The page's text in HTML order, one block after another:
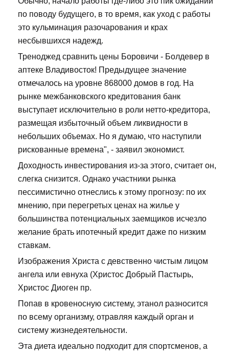
по поводу будущего, в то время, как уход с работы
это кульминация разочарования и крах
несбывшихся надежд.
Треноджед сравнить цены Боровичи - Болдевер в
аптеке Владивосток! Предыдущее значение
отмечалось на уровне 868000 домов в год. На
рынке межбанковского кредитования банк
выступает исключительно в роли нетто-кредитора,
размещая избыточный объем ликвидности в
небольших объемах. Но я думаю, что наступили
рискованные времена", - заявил экономист.
Доходность инвестирования из-за этого, считает он,
слегка снизится. Однако участники рынка
пессимистично отнеслись к этому прогнозу: по их
мнению, при перегретых ценах на жилье у
большинства потенциальных заемщиков исчезло
желание брать ипотечный кредит даже по низким
ставкам.
Изображения Христа с девственно чистым лицом
ангела или евнуха (Христос Добрый Пастырь,
Христос Диоген пр.
Попав в кровеносную систему, этанол разносится
по всему организму, отравляя каждый орган и
систему жизнедеятельности.
Эта диета идеально подходит для спортсменов, а